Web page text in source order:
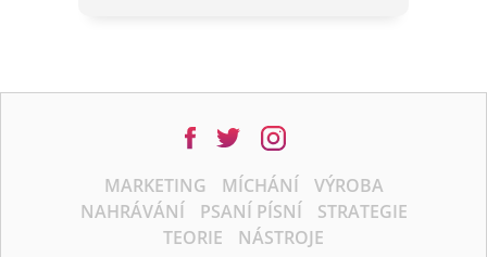
MARKETING MÍCHÁNÍ
VÝROBA
NAHRÁVÁNÍ
PSANÍ PÍSNÍ
STRATEGIE
TEORIE
NÁSTROJE